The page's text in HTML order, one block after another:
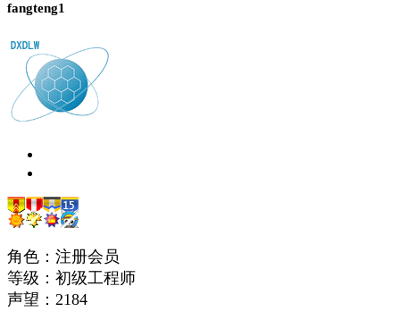
fangteng1
角色：注册会员
等级：初级工程师
声望： 2184